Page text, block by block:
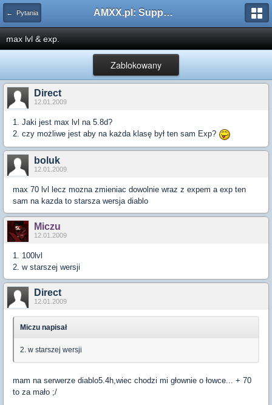
← Pytania AMXX.pl: Support AMX Mod X i SourceMod
max lvl & exp.
Zablokowany
Direct
12.01.2009
1. Jaki jest max lvl na 5.8d?
2. czy możliwe jest aby na każda klasę był ten sam Exp?
boluk
12.01.2009
max 70 lvl lecz mozna zmieniac dowolnie wraz z expem a exp ten
sam na kazda to starsza wersja diablo
Miczu
12.01.2009
1. 100lvl
2. w starszej wersji
Direct
12.01.2009
Miczu napisał
2. w starszej wersji
mam na serwerze diablo5.4h,wiec chodzi mi głownie o łowce... + 70
to za mało ;/